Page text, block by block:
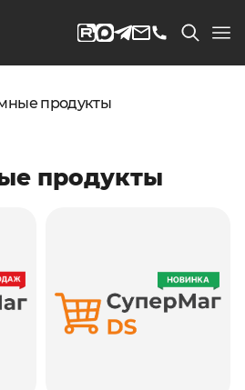
продукты
продукты